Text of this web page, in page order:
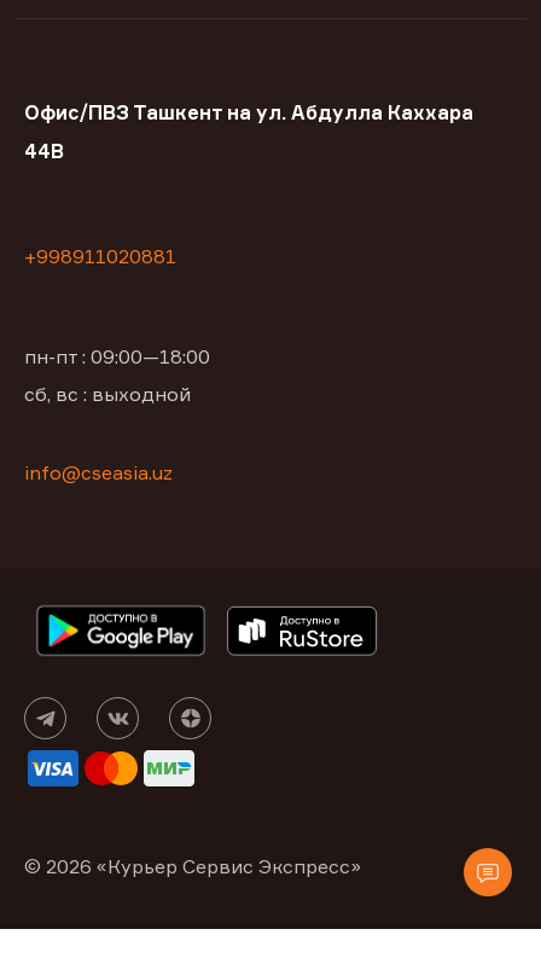
Офис/ПВЗ Ташкент на ул. Абдулла Каххара
44В
+998911020881
пн-пт : 09:00—18:00
сб, вс : выходной
info@cseasia.uz
© 2026 «Курьер Сервис Экспресс»